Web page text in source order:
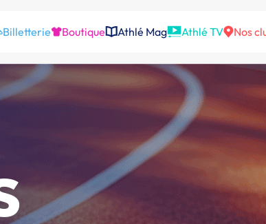
Billetterie Boutique Athlé Mag Athlé TV Nos